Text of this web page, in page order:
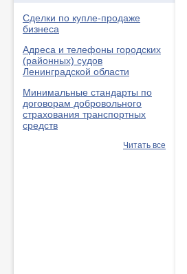
Сделки по купле-продаже
бизнеса
Адреса и телефоны городских
(районных) судов
Ленинградской области
Минимальные стандарты по
договорам добровольного
страхования транспортных
средств
Читать все